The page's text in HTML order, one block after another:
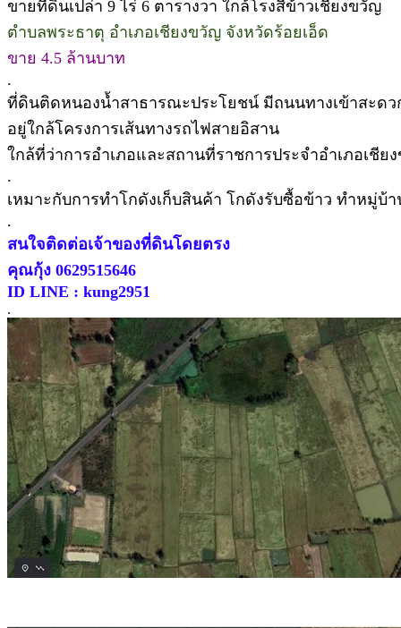
ขายที่ดินเปล่า 9 ไร่ 6 ตารางวา ใกล้โรงสีข้าวเชียงขวัญ
ตำบลพระธาตุ อำเภอเชียงขวัญ จังหวัดร้อยเอ็ด
ขาย 4.5 ล้านบาท
.
ที่ดินติดหนองน้ำสาธารณะประโยชน์ มีถนนทางเข้าสะดว
อยู่ใกล้โครงการเส้นทางรถไฟสายอิสาน
ใกล้ที่ว่าการอำเภอและสถานที่ราชการประจำอำเภอเชีย
.
เหมาะกับการทำโกดังเก็บสินค้า โกดังรับซื้อข้าว ทำหมู่บ้
.
สนใจติดต่อเจ้าของที่ดินโดยตรง
คุณกุ้ง 0629515646
ID LINE : kung2951
.